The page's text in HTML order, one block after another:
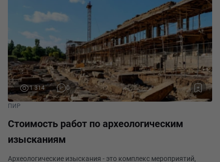
1 314 0
ПИР
Стоимость работ по археологическим
изысканиям
Археологические изыскания - это комплекс мероприятий,